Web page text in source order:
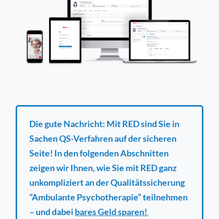
Die gute Nachricht: Mit RED sind Sie in
Sachen QS-Verfahren auf der sicheren
Seite! In den folgenden Abschnitten
zeigen wir Ihnen, wie Sie mit RED ganz
unkompliziert an der Qualitätssicherung
“Ambulante Psychotherapie” teilnehmen
– und dabei bares Geld sparen!